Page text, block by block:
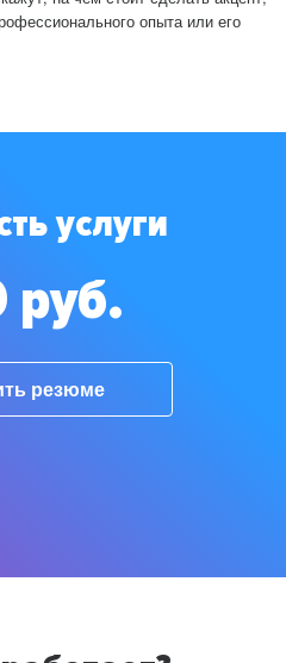
опыта или его
услуги
руб.
резюме